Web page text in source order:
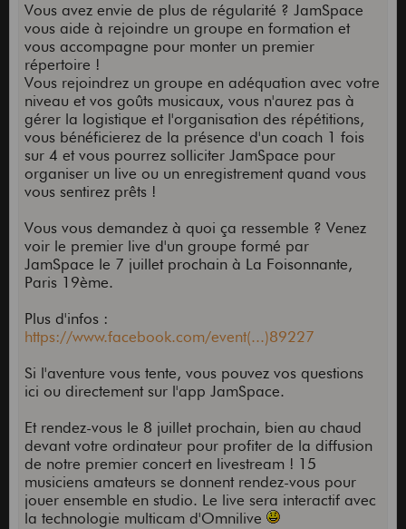
Vous avez envie de plus de régularité ? JamSpace
vous aide à rejoindre un groupe en formation et
vous accompagne pour monter un premier
répertoire !
Vous rejoindrez un groupe en adéquation avec votre
niveau et vos goûts musicaux, vous n'aurez pas à
gérer la logistique et l'organisation des répétitions,
vous bénéficierez de la présence d'un coach 1 fois
sur 4 et vous pourrez solliciter JamSpace pour
organiser un live ou un enregistrement quand vous
vous sentirez prêts !
Vous vous demandez à quoi ça ressemble ? Venez
voir le premier live d'un groupe formé par
JamSpace le 7 juillet prochain à La Foisonnante,
Paris 19ème.
Plus d'infos :
https://www.facebook.com/event(...)89227
Si l'aventure vous tente, vous pouvez vos questions
ici ou directement sur l'app JamSpace.
Et rendez-vous le 8 juillet prochain, bien au chaud
devant votre ordinateur pour profiter de la diffusion
de notre premier concert en livestream ! 15
musiciens amateurs se donnent rendez-vous pour
jouer ensemble en studio. Le live sera interactif avec
la technologie multicam d'Omnilive